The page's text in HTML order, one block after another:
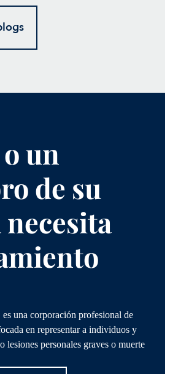
un
de su
una corporación profesional de
en representar a individuos y
lesiones personales graves o muerte